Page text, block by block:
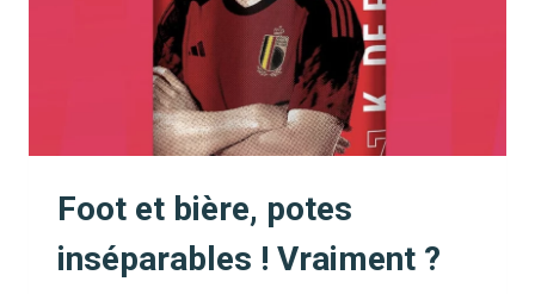
Foot et bière, potes
inséparables ! Vraiment ?